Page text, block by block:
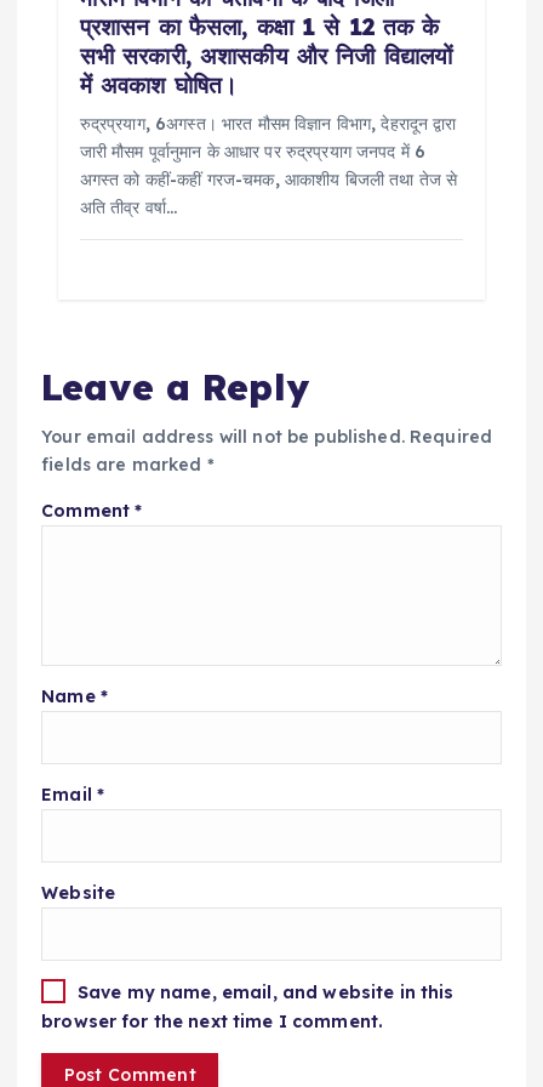
प्रशासन का फैसला, कक्षा 1 से 12 तक के
सभी सरकारी, अशासकीय और निजी विद्यालयों
में अवकाश घोषित।
रुद्रप्रयाग, 6अगस्त। भारत मौसम विज्ञान विभाग, देहरादून द्वारा
जारी मौसम पूर्वानुमान के आधार पर रुद्रप्रयाग जनपद में 6
अगस्त को कहीं-कहीं गरज-चमक, आकाशीय बिजली तथा तेज से
अति तीव्र वर्षा…
Leave a Reply
Your email address will not be published. Required
fields are marked *
Comment*
Name *
Email *
Website
Save my name, email, and website in this
browser for the next time I comment.